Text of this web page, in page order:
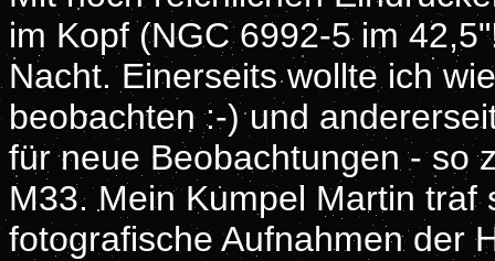
im Kopf (NGC 6992-5 im
Nacht. Einerseits wollte ich
beobachten :-) und
für neue Beobachtungen - so
M33. Mein Kumpel Martin
fotografische Aufnahmen der